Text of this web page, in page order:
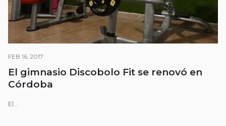
FEB 16, 2017
El gimnasio Discobolo Fit se renovó en
Córdoba
El...